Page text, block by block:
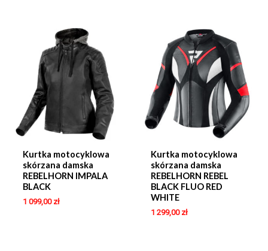
Kurtka motocyklowa
skórzana damska
REBELHORN IMPALA
BLACK
1 099,00 zł
Kurtka motocyklowa
skórzana damska
REBELHORN REBEL
BLACK FLUO RED
WHITE
1 299,00 zł